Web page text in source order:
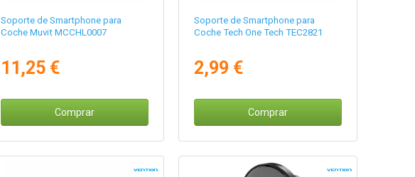
Soporte de Smartphone para
Coche Muvit MCCHL0007
11,25 €
Comprar
Soporte de Smartphone para
Coche Tech One Tech TEC2821
2,99 €
Comprar